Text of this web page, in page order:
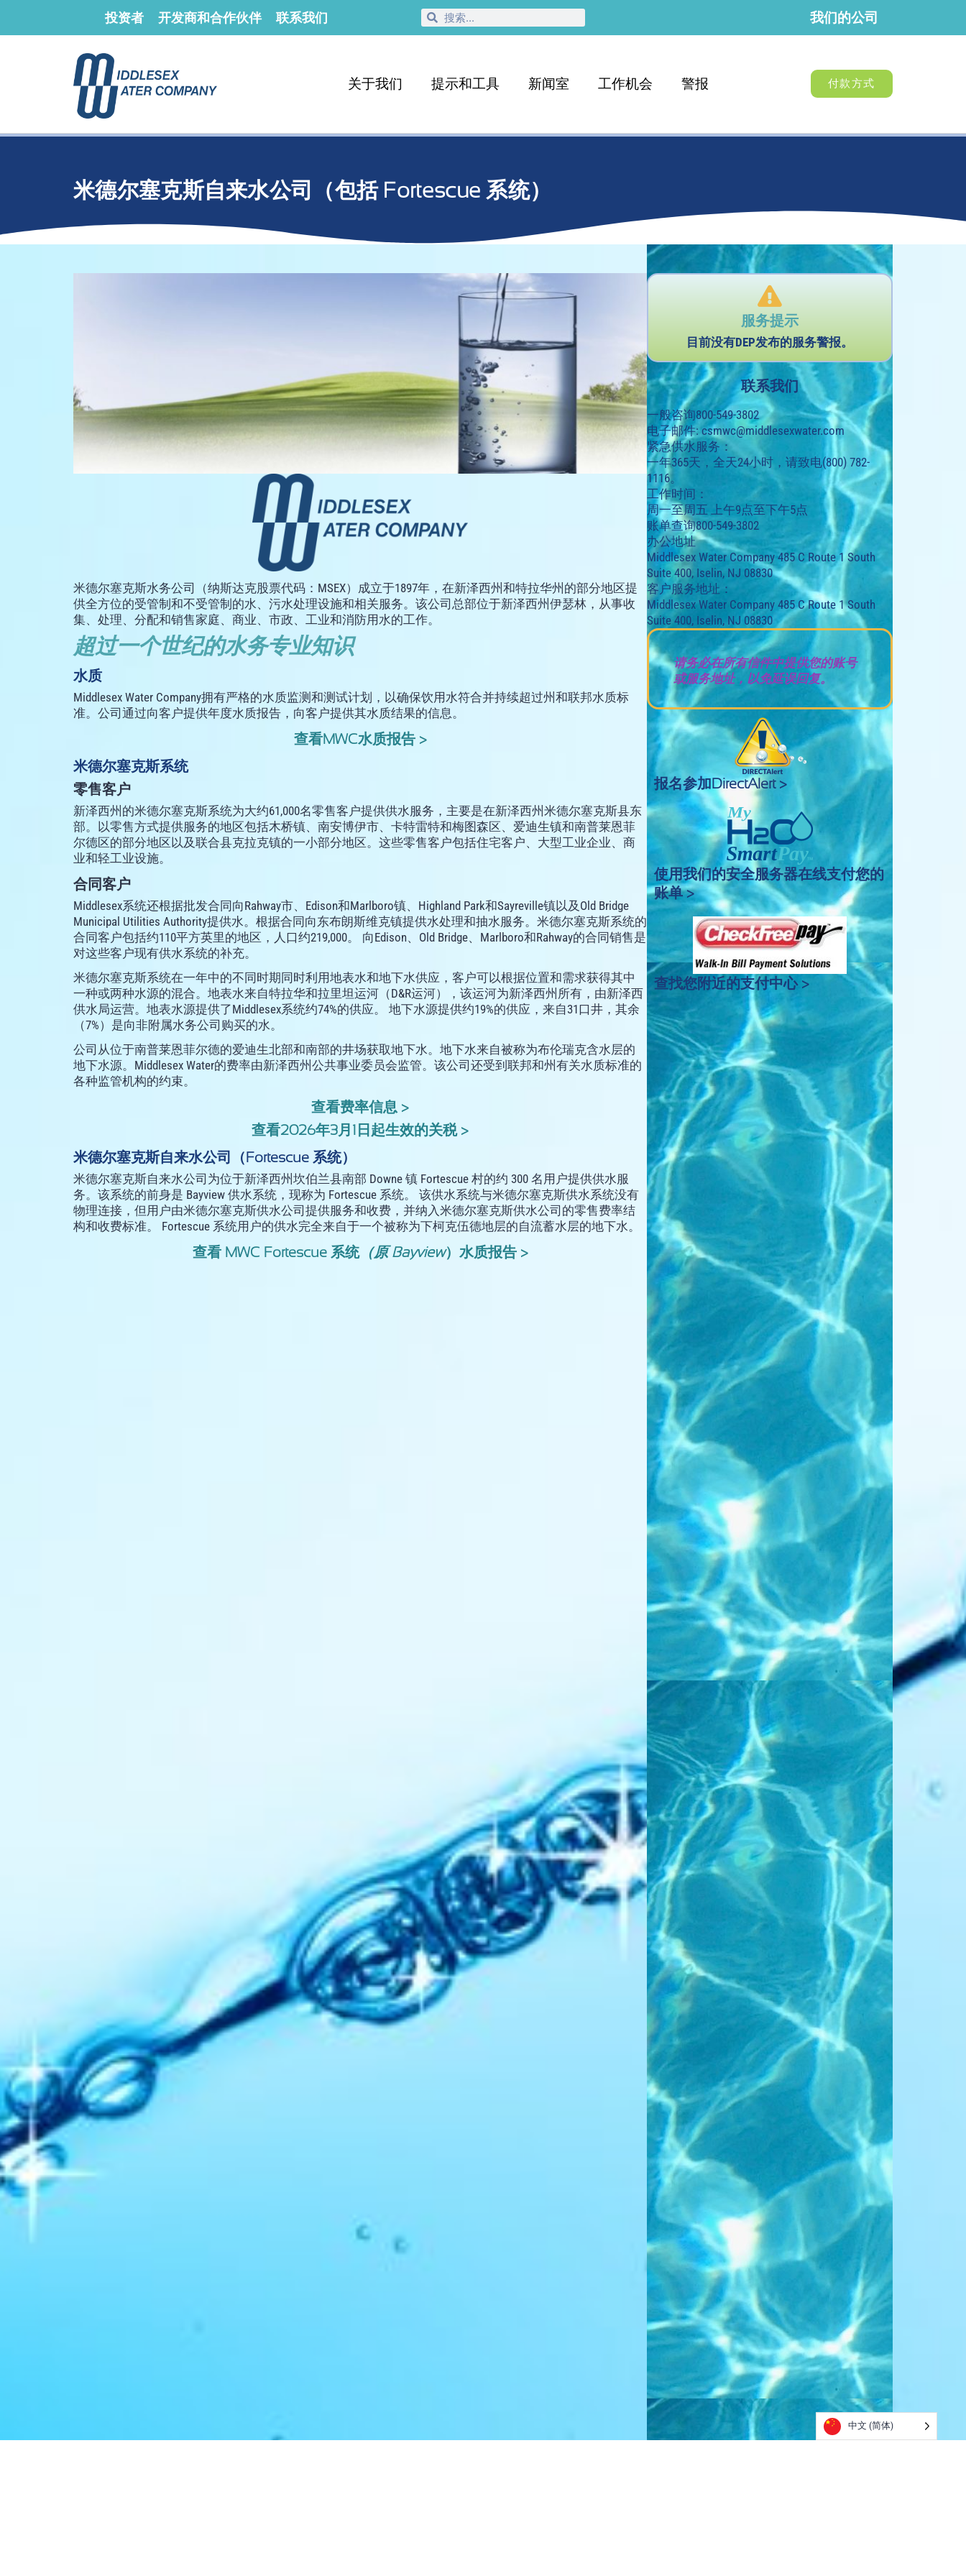
投资者 开发商和合作伙伴 联系我们 我们的公司
关于我们 提示和工具 新闻室 工作机会 警报 付款方式
米德尔塞克斯自来水公司（包括 Fortescue 系统）
米德尔塞克斯水务公司（纳斯达克股票代码：MSEX）成立于1897年，在新泽西州和特拉华州的部分地区提
供全方位的受管制和不受管制的水、污水处理设施和相关服务。该公司总部位于新泽西州伊瑟林，从事收
集、处理、分配和销售家庭、商业、市政、工业和消防用水的工作。
超过一个世纪的水务专业知识
水质
Middlesex Water Company拥有严格的水质监测和测试计划，以确保饮用水符合并持续超过州和联邦水质标
准。公司通过向客户提供年度水质报告，向客户提供其水质结果的信息。
查看MWC水质报告 >
米德尔塞克斯系统
零售客户
新泽西州的米德尔塞克斯系统为大约61,000名零售客户提供供水服务，主要是在新泽西州米德尔塞克斯县东
部。以零售方式提供服务的地区包括木桥镇、南安博伊市、卡特雷特和梅图森区、爱迪生镇和南普莱恩菲
尔德区的部分地区以及联合县克拉克镇的一小部分地区。这些零售客户包括住宅客户、大型工业企业、商
业和轻工业设施。
合同客户
Middlesex系统还根据批发合同向Rahway市、Edison和Marlboro镇、Highland Park和Sayreville镇以及Old Bridge
Municipal Utilities Authority提供水。根据合同向东布朗斯维克镇提供水处理和抽水服务。米德尔塞克斯系统的
合同客户包括约110平方英里的地区，人口约219,000。 向Edison、Old Bridge、Marlboro和Rahway的合同销售是
对这些客户现有供水系统的补充。
米德尔塞克斯系统在一年中的不同时期同时利用地表水和地下水供应，客户可以根据位置和需求获得其中
一种或两种水源的混合。地表水来自特拉华和拉里坦运河（D&R运河），该运河为新泽西州所有，由新泽西
供水局运营。地表水源提供了Middlesex系统约74%的供应。 地下水源提供约19%的供应，来自31口井，其余
（7%）是向非附属水务公司购买的水。
公司从位于南普莱恩菲尔德的爱迪生北部和南部的井场获取地下水。地下水来自被称为布伦瑞克含水层的
地下水源。Middlesex Water的费率由新泽西州公共事业委员会监管。该公司还受到联邦和州有关水质标准的
各种监管机构的约束。
查看费率信息 >
查看2026年3月1日起生效的关税 >
米德尔塞克斯自来水公司（Fortescue 系统）
米德尔塞克斯自来水公司为位于新泽西州坎伯兰县南部 Downe 镇 Fortescue 村的约 300 名用户提供供水服
务。该系统的前身是 Bayview 供水系统，现称为 Fortescue 系统。 该供水系统与米德尔塞克斯供水系统没有
物理连接，但用户由米德尔塞克斯供水公司提供服务和收费，并纳入米德尔塞克斯供水公司的零售费率结
构和收费标准。 Fortescue 系统用户的供水完全来自于一个被称为下柯克伍德地层的自流蓄水层的地下水。
查看 MWC Fortescue 系统（原 Bayview）水质报告 >
服务提示
目前没有DEP发布的服务警报。
联系我们
一般咨询800-549-3802
电子邮件:csmwc@middlesexwater.com
紧急供水服务：
一年365天，全天24小时，请致电(800) 782-
1116。
工作时间：
周一至周五 上午9点至下午5点
账单查询800-549-3802
办公地址
Middlesex Water Company 485 C Route 1 South
Suite 400, Iselin, NJ 08830
客户服务地址：
Middlesex Water Company 485 C Route 1 South
Suite 400, Iselin, NJ 08830
请务必在所有信件中提供您的账号
或服务地址，以免延误回复。
报名参加DirectAlert >
使用我们的安全服务器在线支付您的
账单 >
查找您附近的支付中心 >
中文 (简体)